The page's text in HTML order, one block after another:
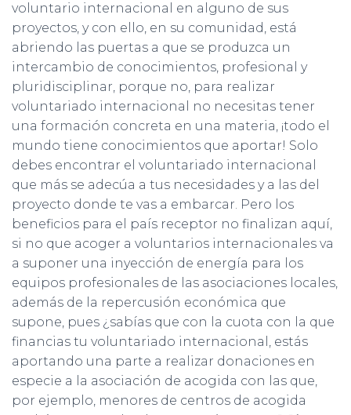
voluntario internacional en alguno de sus
proyectos, y con ello, en su comunidad, está
abriendo las puertas a que se produzca un
intercambio de conocimientos, profesional y
pluridisciplinar, porque no, para realizar
voluntariado internacional no necesitas tener
una formación concreta en una materia, ¡todo el
mundo tiene conocimientos que aportar! Solo
debes encontrar el voluntariado internacional
que más se adecúa a tus necesidades y a las del
proyecto donde te vas a embarcar. Pero los
beneficios para el país receptor no finalizan aquí,
si no que acoger a voluntarios internacionales va
a suponer una inyección de energía para los
equipos profesionales de las asociaciones locales,
además de la repercusión económica que
supone, pues ¿sabías que con la cuota con la que
financias tu voluntariado internacional, estás
aportando una parte a realizar donaciones en
especie a la asociación de acogida con las que,
por ejemplo, menores de centros de acogida